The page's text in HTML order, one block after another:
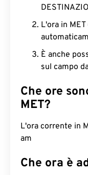
L'ora in
È anche
sul campo
Che ore
MET?
L'ora corrente in
am
Che ora è